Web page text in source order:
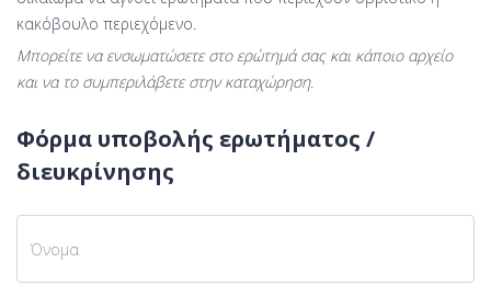
κακόβουλο περιεχόμενο.
Μπορείτε να ενσωματώσετε στο ερώτημά σας και κάποιο αρχείο
και να το συμπεριλάβετε στην καταχώρηση.
Φόρμα υποβολής ερωτήματος /
διευκρίνησης